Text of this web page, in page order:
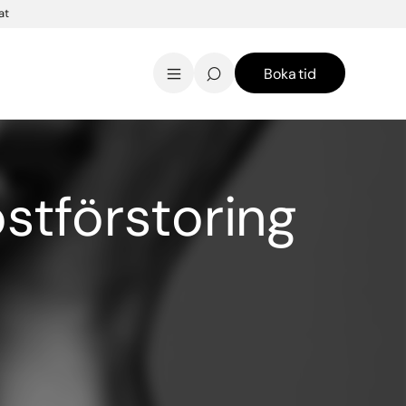
KontaktEnglish
Boka tid